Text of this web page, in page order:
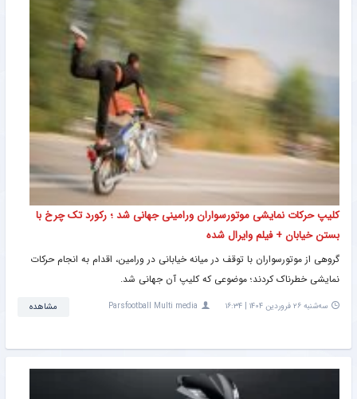
کلیپ حرکات نمایشی موتورسواران ورامینی جهانی شد ؛ رکورد تک چرخ با
بستن خیابان + فیلم وایرال شده
گروهی از موتورسواران با توقف در میانه خیابانی در ورامین، اقدام به انجام حرکات
نمایشی خطرناک کردند؛ موضوعی که کلیپ آن جهانی شد.
سه‌شنبه ۲۶ فروردین ۱۴۰۴ | ۱۶:۳۴ Parsfootball Multi media مشاهده